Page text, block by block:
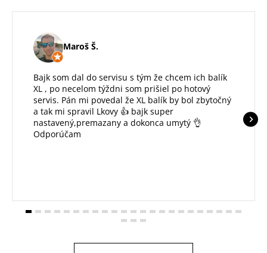
Maroš Š.
Bajk som dal do servisu s tým že chcem ich balík
XL , po necelom týždni som prišiel po hotový
servis. Pán mi povedal že XL balík by bol zbytočný
a tak mi spravil Lkovy 👍 bajk super
nastavený,premazany a dokonca umytý 👌
Odporúčam